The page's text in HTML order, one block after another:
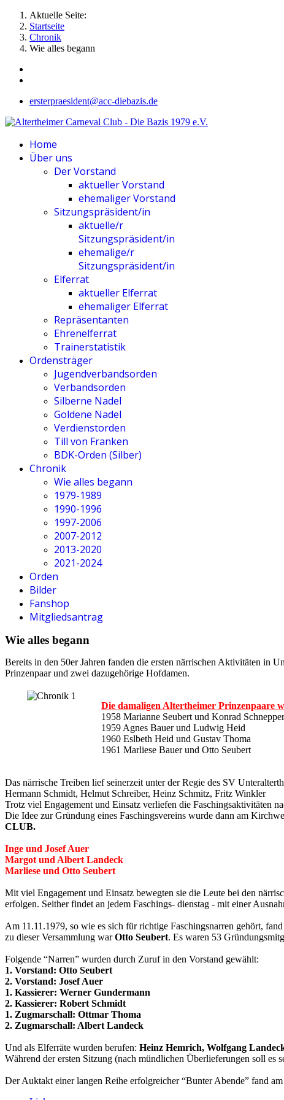
Aktuelle Seite:
Startseite
Chronik
Wie alles begann
ersterpraesident@acc-diebazis.de
Home
Über uns
Der Vorstand
aktueller Vorstand
ehemaliger Vorstand
Sitzungspräsident/in
aktuelle/r
Sitzungspräsident/in
ehemalige/r
Sitzungspräsident/in
Elferrat
aktueller Elferrat
ehemaliger Elferrat
Repräsentanten
Ehrenelferrat
Trainerstatistik
Ordensträger
Jugendverbandsorden
Verbandsorden
Silberne Nadel
Goldene Nadel
Verdienstorden
Till von Franken
BDK-Orden (Silber)
Chronik
Wie alles begann
1979-1989
1990-1996
1997-2006
2007-2012
2013-2020
2021-2024
Orden
Bilder
Fanshop
Mitgliedsantrag
Wie alles begann
Bereits in den 50er Jahren fanden die ersten närrischen Aktivitäten in
Prinzenpaar und zwei dazugehörige Hofdamen.
Die damaligen Altertheimer Prinzenpaare
1958 Marianne Seubert und Konrad Schnepper
1959 Agnes Bauer und Ludwig Heid
1960 Eslbeth Heid und Gustav Thoma
1961 Marliese Bauer und Otto Seubert
Das närrische Treiben lief seinerzeit unter der Regie des SV
Hermann Schmidt, Helmut Schreiber, Heinz Schmitz, Fritz Winkler
Trotz viel Engagement und Einsatz verliefen die Faschingsaktivitäten
Die Idee zur Gründung eines Faschingsvereins wurde dann am
CLUB.
Inge und Josef Auer
Margot und Albert Landeck
Marliese und Otto Seubert
Mit viel Engagement und Einsatz bewegten sie die Leute bei den
erfolgen. Seither findet an jedem Faschings- dienstag - mit einer
Am 11.11.1979, so wie es sich für richtige Faschingsnarren gehört,
zu dieser Versammlung warOtto Seubert. Es waren 53
Folgende “Narren” wurden durch Zuruf in den Vorstand gewählt:
1. Vorstand: Otto Seubert
2. Vorstand: Josef Auer
1. Kassierer: Werner Gundermann
2. Kassierer: Robert Schmidt
1. Zugmarschall: Ottmar Thoma
2. Zugmarschall: Albert Landeck
Und als Elferräte wurden berufen: Heinz Hemrich, Wolfgang
Während der ersten Sitzung (nach mündlichen Überlieferungen soll es
Der Auktakt einer langen Reihe erfolgreicher “Bunter Abende” fand